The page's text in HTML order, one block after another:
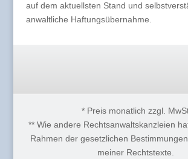
auf dem aktuellsten Stand und
anwaltliche Haftungsübernahme.
* Preis monatlich zzgl.
** Wie andere Rechtsanwaltskanzleien
Rahmen der gesetzlichen
meiner Rechtstexte.